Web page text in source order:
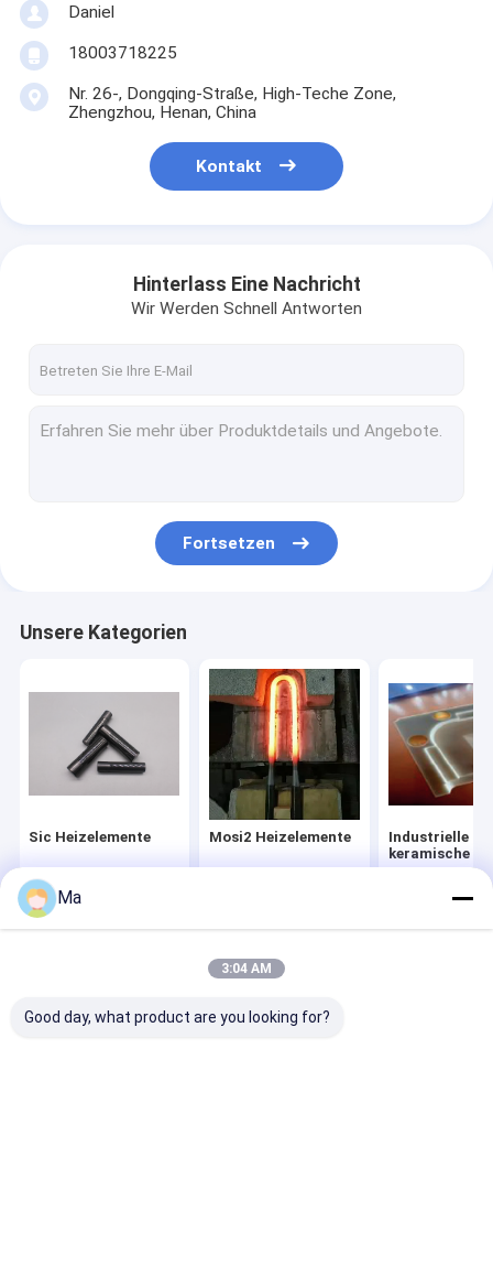
Daniel
18003718225
Nr. 26-, Dongqing-Straße, High-Teche Zone,
Zhengzhou, Henan, China
Kontakt
Hinterlass Eine Nachricht
Wir Werden Schnell Antworten
Fortsetzen
Unsere Kategorien
Sic Heizelemente Mosi2 Heizelemente
Industrielle
keramische
Sitemap
Privacy Policy
ZG INDUSTRIAL PRODUCTS CO.,LTD. All Rights Reserved.
Ma
3:04 AM
Good day, what product are you looking for?